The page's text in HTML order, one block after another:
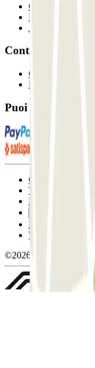
Collaboratori
Proprietari di
Affiliati
Contatto
Contattaci
FAQ
Puoi utilizzare
Condizioni
Termini di
Politica sui
Politica sulla
Whistleblowing
©2026 Parclick. Tutti i